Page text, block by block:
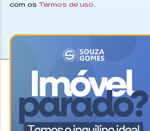
com os Termos de uso.